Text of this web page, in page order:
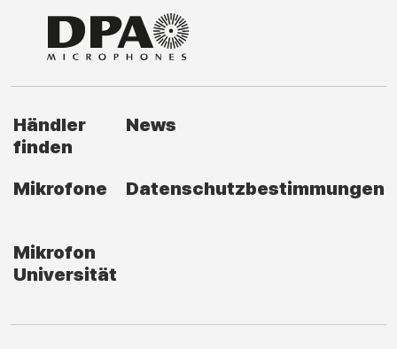
Händler
finden
News
Mikrofone Datenschutzbestimmungen
Mikrofon
Universität